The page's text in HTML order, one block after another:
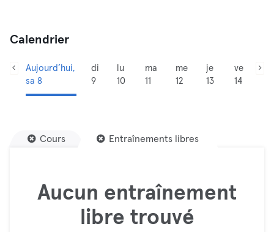
Calendrier
Aujourd’hui,
sa 8
di
9
lu
10
ma
11
me
12
je
13
ve
14
Cours Entraînements libres
Aucun entraînement
libre trouvé